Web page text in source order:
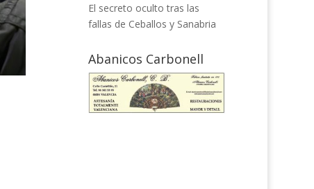
El secreto oculto tras las
fallas de Ceballos y Sanabria
Abanicos Carbonell